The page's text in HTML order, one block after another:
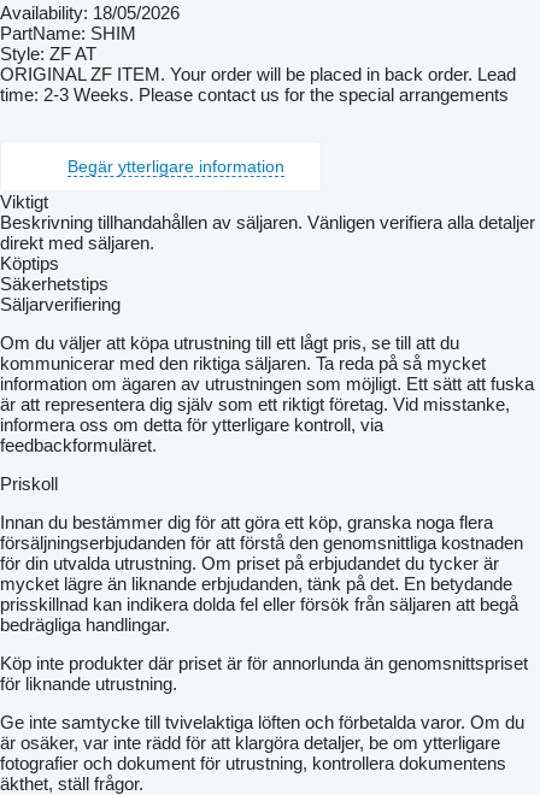
Availability: 18/05/2026
PartName: SHIM
Style: ZF AT
ORIGINAL ZF ITEM. Your order will be placed in back order. Lead
time: 2-3 Weeks. Please contact us for the special arrangements
Begär ytterligare information
Viktigt
Beskrivning tillhandahållen av säljaren. Vänligen verifiera alla detaljer
direkt med säljaren.
Köptips
Säkerhetstips
Säljarverifiering
Om du väljer att köpa utrustning till ett lågt pris, se till att du
kommunicerar med den riktiga säljaren. Ta reda på så mycket
information om ägaren av utrustningen som möjligt. Ett sätt att fuska
är att representera dig själv som ett riktigt företag. Vid misstanke,
informera oss om detta för ytterligare kontroll, via
feedbackformuläret.
Priskoll
Innan du bestämmer dig för att göra ett köp, granska noga flera
försäljningserbjudanden för att förstå den genomsnittliga kostnaden
för din utvalda utrustning. Om priset på erbjudandet du tycker är
mycket lägre än liknande erbjudanden, tänk på det. En betydande
prisskillnad kan indikera dolda fel eller försök från säljaren att begå
bedrägliga handlingar.
Köp inte produkter där priset är för annorlunda än genomsnittspriset
för liknande utrustning.
Ge inte samtycke till tvivelaktiga löften och förbetalda varor. Om du
är osäker, var inte rädd för att klargöra detaljer, be om ytterligare
fotografier och dokument för utrustning, kontrollera dokumentens
äkthet, ställ frågor.